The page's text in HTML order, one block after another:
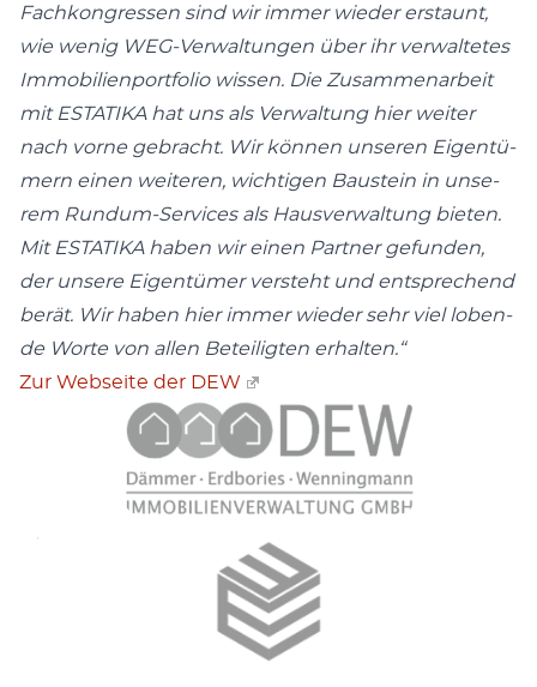
Fach­kon­gres­sen sind wir immer wie­der erstaunt,
wie wenig WEG-Ver­wal­tun­gen über ihr ver­wal­te­tes
Immo­bi­li­en­port­fo­lio wis­sen. Die Zusam­men­ar­beit
mit ESTATIKA hat uns als Ver­wal­tung hier wei­ter
nach vor­ne gebracht. Wir kön­nen unse­ren Eigen­tü­
mern einen wei­te­ren, wich­ti­gen Bau­stein in unse­
rem Rund­um-Ser­vices als Haus­ver­wal­tung bie­ten.
Mit ESTATIKA haben wir einen Part­ner gefun­den,
der unse­re Eigen­tü­mer ver­steht und ent­spre­chend
berät. Wir haben hier immer wie­der sehr viel loben­
de Wor­te von allen Betei­lig­ten erhalten.“
Zur Web­sei­te der DEW